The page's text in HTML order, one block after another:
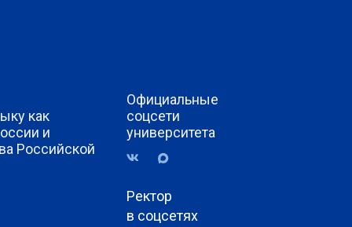
как
и
Российской
Официальные
соцсети
университета
Ректор
в соцсетях